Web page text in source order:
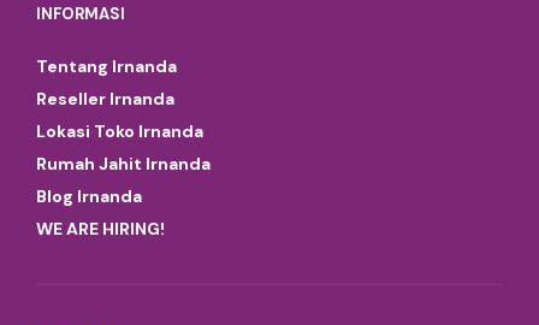
INFORMASI
Tentang Irnanda
Reseller Irnanda
Lokasi Toko Irnanda
Rumah Jahit Irnanda
Blog Irnanda
WE ARE HIRING!